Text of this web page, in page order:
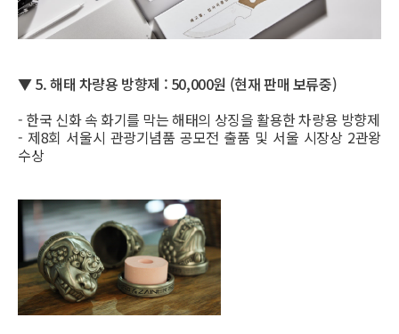
▼ 5.해태 차량용 방향제 : 50,000원 (현재 판매 보류중)
- 한국 신화 속 화기를 막는 해태의 상징을 활용한 차량용 방향제
- 제8회 서울시 관광기념품 공모전 출품 및 서울 시장상 2관왕
수상